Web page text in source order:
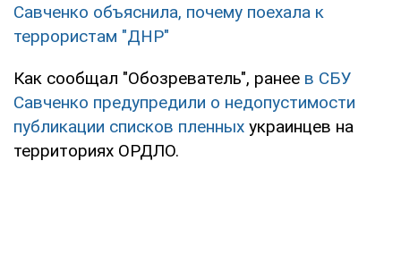
Савченко объяснила, почему поехала к
террористам "ДНР"
Как сообщал "Обозреватель", ранее в СБУ
Савченко предупредили о недопустимости
публикации списков пленных украинцев на
территориях ОРДЛО.